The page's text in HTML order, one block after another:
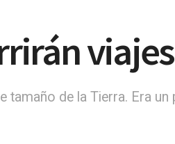
tamaño de la Tierra. Era